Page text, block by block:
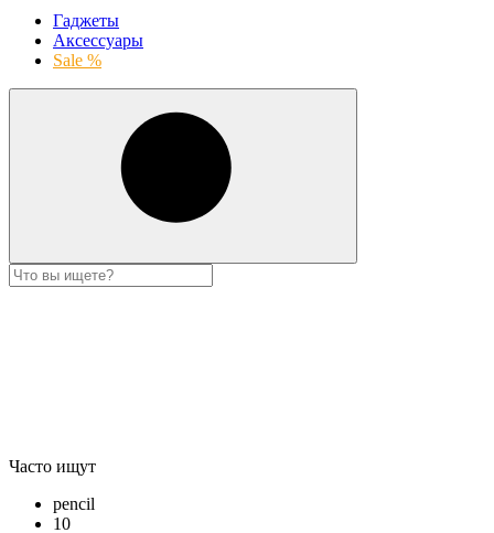
Гаджеты
Аксессуары
Sale %
Часто ищут
pencil
10